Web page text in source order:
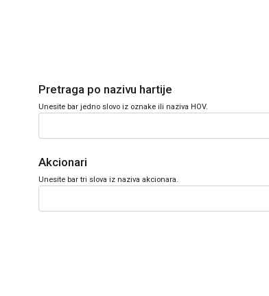
Pretraga po nazivu hartije
Unesite bar jedno slovo iz oznake ili naziva HOV.
Akcionari
Unesite bar tri slova iz naziva akcionara.